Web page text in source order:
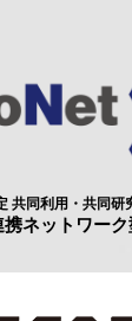
共同利用・共同研
ネットワー